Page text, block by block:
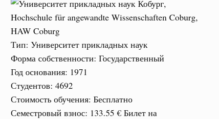
Тип: Университет прикладных наук
Форма собственности: Государственный
Год основания: 1971
Студентов: 4692
Стоимость обучения: Бесплатно
Семестровый взнос: 133.55 € Билет на